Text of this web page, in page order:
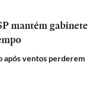
mantém gabinete
após ventos perderem